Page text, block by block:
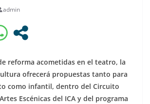
admin
reforma acometidas en el teatro, la
ofrecerá propuestas tanto para
como infantil, dentro del Circuito
Escénicas del ICA y del programa